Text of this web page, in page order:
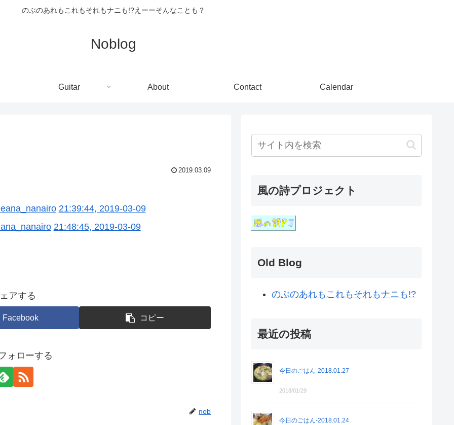
のぶのあれもこれもそれもナニも!?えーーそんなことも？
Noblog
Guitar About Contact Calendar
2019.03.09
21:39:44, 2019-03-09
21:48:45, 2019-03-09
アする
Facebook コピー
ォローする
nob
風の詩プロジェクト
Old Blog
のぶのあれもこれもそれもナニも!?
最近の投稿
今日のごはん-2018.01.27
2018/01/29
今日のごはん-2018.01.24